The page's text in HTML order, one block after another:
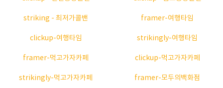
striking - 최저가콜밴 framer-여행타임
clickup-여행타임 strikingly-여행타임
framer-먹고가자카페 clickup-먹고가자카페
strikingly-먹고가자카페 framer-모두의백화점